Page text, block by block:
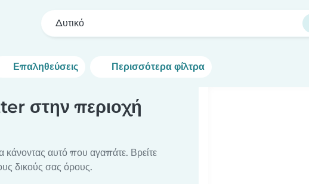
Δυτικό
Επαληθεύσεις Περισσότερα φίλτρα
στην περιοχή
κάνοντας αυτό που αγαπάτε. Βρείτε
δικούς σας όρους.